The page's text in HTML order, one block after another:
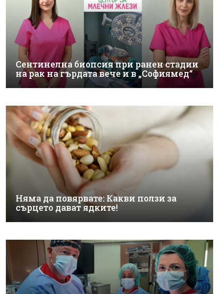
Сентинелна биопсия при ранен стадии
на рак на гърдата вече и в „Софиямед“
Няма да повярвате: Какви ползи за
сърцето дават ядките!